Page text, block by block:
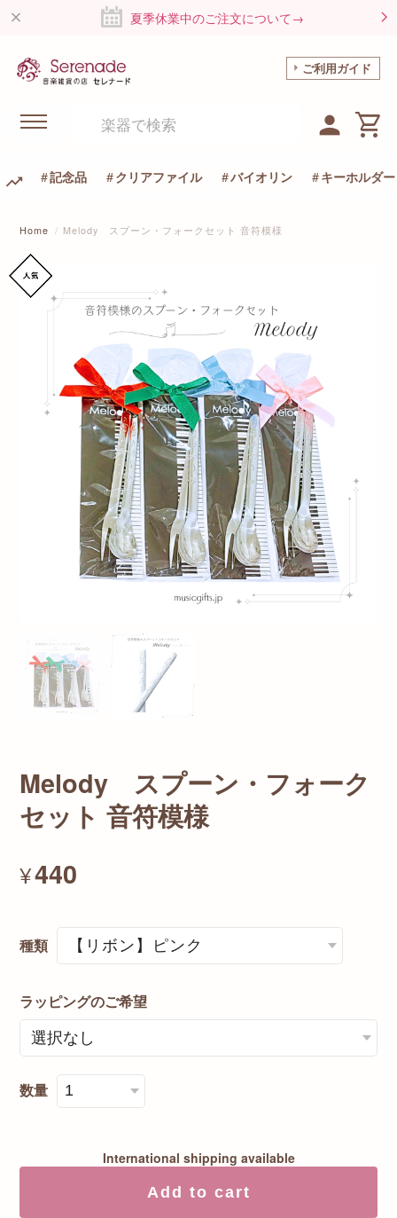
夏季休業中のご注文について→
ご利用ガイド
記念品 クリアファイル バイオリン キーホルダー
Home Melody スプーン・フォークセット 音符模様
Melody スプーン・フォーク
セット 音符模様
¥440
種類
ラッピングのご希望
数量
International shipping available
Add to cart